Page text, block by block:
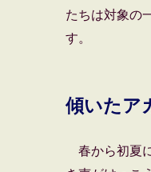
たちは対象の
す。
傾いたア
春から初夏